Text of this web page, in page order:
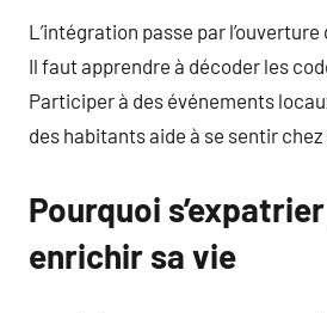
L’intégration passe par l’ouverture
Il faut apprendre à décoder les
Participer à des événements
des habitants aide à se sentir chez
Pourquoi
enrichir sa vie